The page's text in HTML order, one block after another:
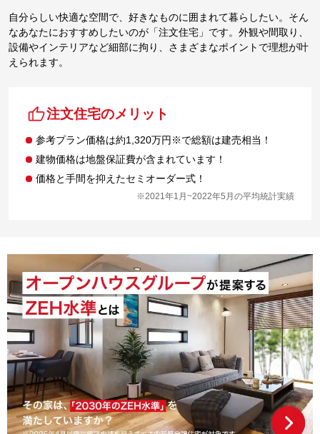
自分らしい快適な空間で、好きなものに囲まれて暮らしたい。そん
なあなたにおすすめしたいのが「注文住宅」です。外観や間取り、
設備やインテリアなど細部に拘り、さまざまなポイントで理想が叶
えられます。
注文住宅のメリット
参考プラン価格は約1,320万円※で総額は建売相当！
建物価格は地盤保証費が含まれています！
価格と手間を抑えたセミオーダー式！
※2021年1月~2022年5月の平均統計実績